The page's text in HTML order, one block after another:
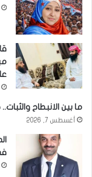
ما بين الانبطاح
أغسطس 7, 2026